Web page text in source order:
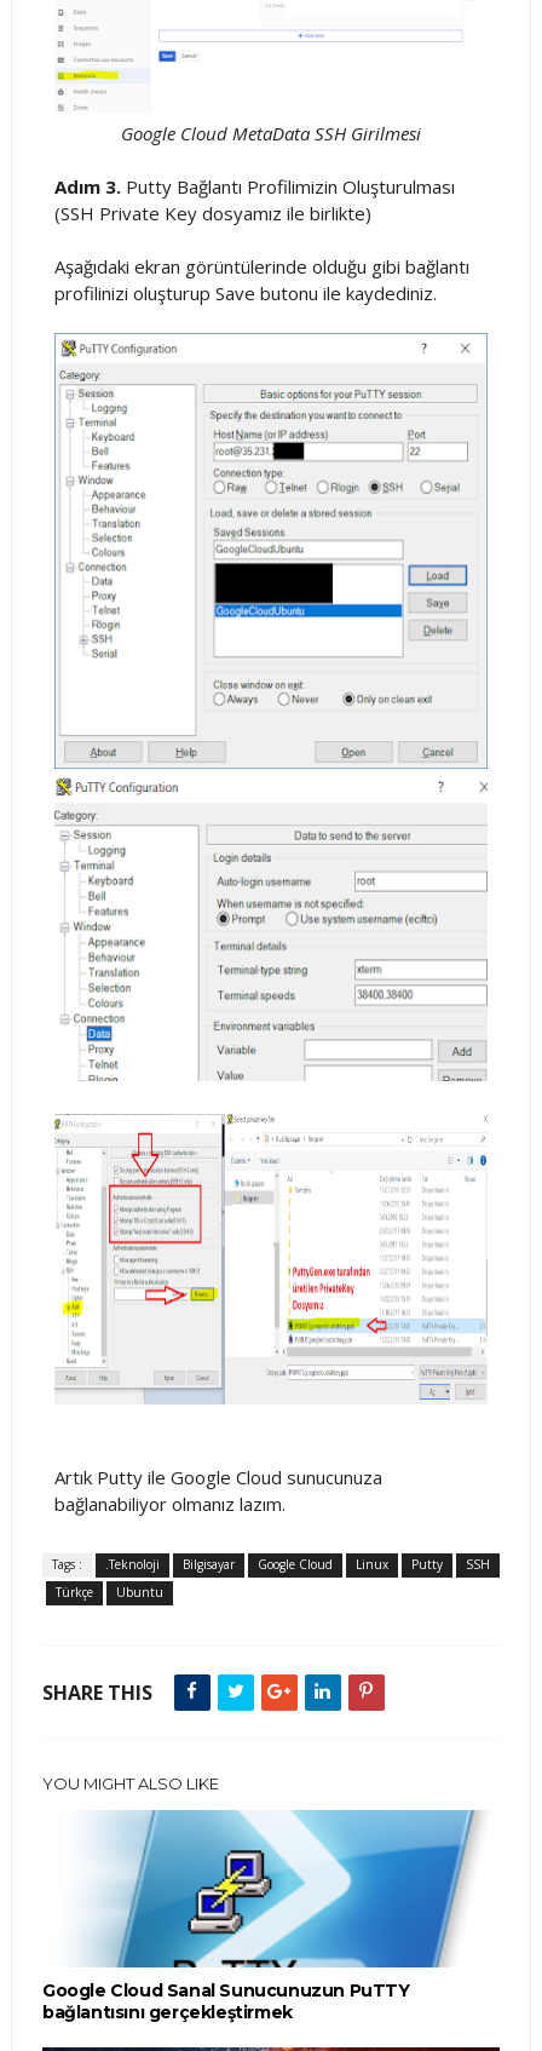
Google Cloud MetaData SSH Girilmesi
Adım 3. Putty Bağlantı Profilimizin Oluşturulması
(SSH Private Key dosyamız ile birlikte)
Aşağıdaki ekran görüntülerinde olduğu gibi bağlantı
profilinizi oluşturup Save butonu ile kaydediniz.
Artık Putty ile Google Cloud sunucunuza
bağlanabiliyor olmanız lazım.
Tags : .Teknoloji Bilgisayar Google Cloud Linux Putty
SSH
Türkçe
Ubuntu
SHARE THIS
YOU MIGHT ALSO LIKE
Google Cloud Sanal Sunucunuzun PuTTY
bağlantısını gerçekleştirmek